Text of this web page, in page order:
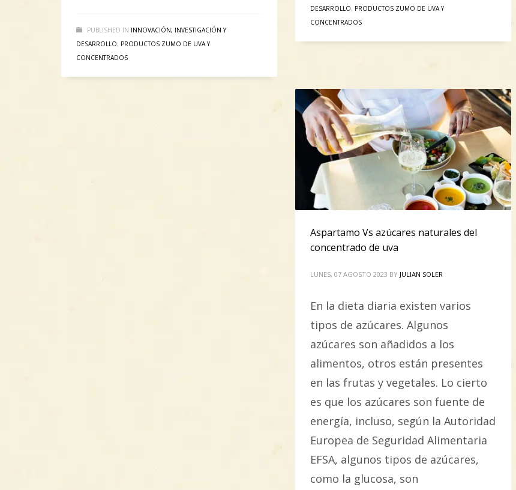
PUBLISHED IN INNOVACIÓN, INVESTIGACIÓN Y
DESARROLLO, PRODUCTOS ZUMO DE UVA Y
CONCENTRADOS
DESARROLLO, PRODUCTOS ZUMO DE UVA Y
CONCENTRADOS
Aspartamo Vs azúcares naturales del
concentrado de uva
LUNES, 07 AGOSTO 2023 BY JULIAN SOLER
En la dieta diaria existen varios
tipos de azúcares. Algunos
azúcares son añadidos a los
alimentos, otros están presentes
en las frutas y vegetales. Lo cierto
es que los azúcares son fuente de
energía, incluso, según la Autoridad
Europea de Seguridad Alimentaria
EFSA, algunos tipos de azúcares,
como la glucosa, son